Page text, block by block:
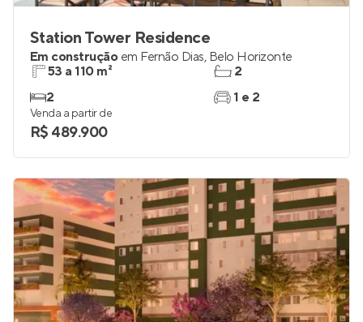
Station Tower Residence
Em construção em Fernão Dias, Belo Horizonte
53 a 110 m²
2
2
1 e 2
Venda a partir de
R$ 489.900